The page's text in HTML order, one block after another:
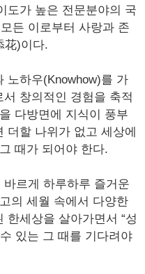
도가 높은 전문분야의 국
든 이로부터 사랑과 존
花)이다.
노하우(Knowhow)를 가
창의적인 경험을 축적
다방면에 지식이 풍부
더할 나위가 없고 세상에
때가 되어야 한다.
르게 하루하루 즐거운
의 세월 속에서 다양한
한세상을 살아가면서 “성
있는 그 때를 기다려야